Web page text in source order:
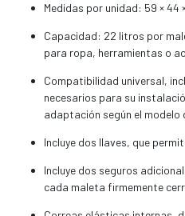
Medidas por unidad: 59 × 44
Capacidad: 22 litros por
para ropa, herramientas o
Compatibilidad universal,
necesarios para su
adaptación según el modelo
Incluye dos llaves, que
Incluye dos seguros
cada maleta firmemente